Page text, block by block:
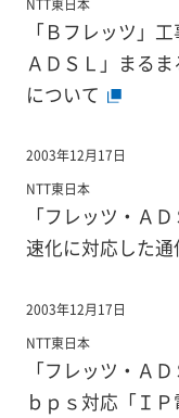
「Ｂフレッツ」
ＡＤＳＬ」まる
について
2003年12月17日
NTT東日本
「フレッツ・Ａ
速化に対応した
2003年12月17日
NTT東日本
「フレッツ・Ａ
ｂｐｓ対応「Ｉ